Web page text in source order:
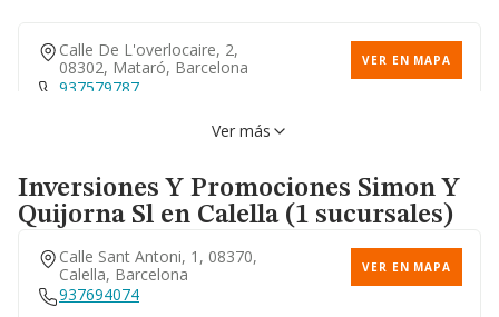
Calle De L'overlocaire, 2,
08302, Mataró, Barcelona
VER EN MAPA
937579787
Ver más
Inversiones Y Promociones Simon Y
Quijorna Sl en Calella (1 sucursales)
Calle Sant Antoni, 1, 08370,
Calella, Barcelona
VER EN MAPA
937694074